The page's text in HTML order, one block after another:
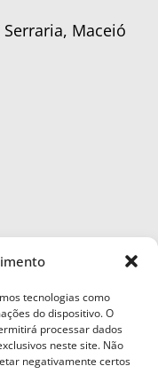
tecnologias como
do dispositivo. O
processar dados
neste site. Não
negativamente certos
Maceió